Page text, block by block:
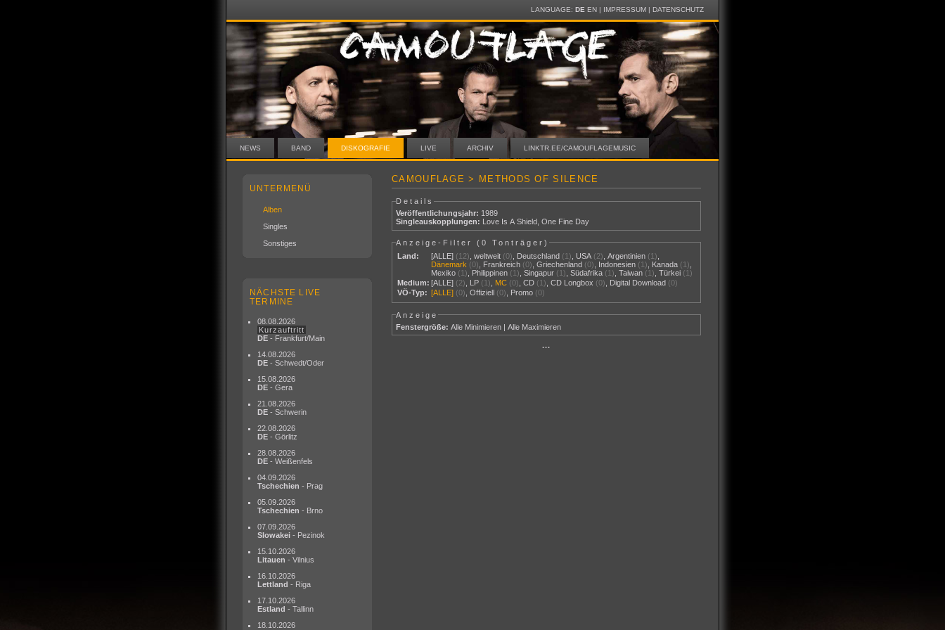
LANGUAGE: DE EN| IMPRESSUM| DATENSCHUTZ
NEWS BAND DISKOGRAFIE LIVE ARCHIV LINKTR.EE/CAMOUFLAGEMUSIC
UNTERMENÜ
Alben
Singles
Sonstiges
NÄCHSTE LIVE
TERMINE
08.08.2026
Kurzauftritt
DE - Frankfurt/Main
14.08.2026
DE - Schwedt/Oder
15.08.2026
DE - Gera
21.08.2026
DE - Schwerin
22.08.2026
DE - Görlitz
28.08.2026
DE - Weißenfels
04.09.2026
Tschechien - Prag
05.09.2026
Tschechien - Brno
07.09.2026
Slowakei - Pezinok
15.10.2026
Litauen - Vilnius
16.10.2026
Lettland - Riga
17.10.2026
Estland - Tallinn
18.10.2026
CAMOUFLAGE > METHODS OF SILENCE
Details
Veröffentlichungsjahr: 1989
Singleauskopplungen: Love Is A Shield,One Fine Day
Anzeige-Filter (0 Tonträger)
Land:
[ALLE] (12) ,weltweit (0) Deutschland (1) USA (2) ,Argentinien (1)
Dänemark (0) Frankreich (0) ,Griechenland (0) Indonesien (1) Kanada (1)
Mexiko (1) Philippinen (1) ,Singapur (1) ,Südafrika (1) ,Taiwan (1) ,Türkei (1)
Medium: [ALLE] (2) LP (1) MC (0) ,CD (1) ,CD Longbox (0) Digital Download (0)
VÖ-Typ: [ALLE] (0) ,Offiziell (0) Promo (0)
Anzeige
Fenstergröße: Alle Minimieren |Alle Maximieren
···